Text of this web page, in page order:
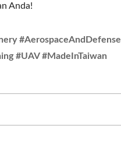
Anda!
#AerospaceAndDefense
#UAV #MadeInTaiwan